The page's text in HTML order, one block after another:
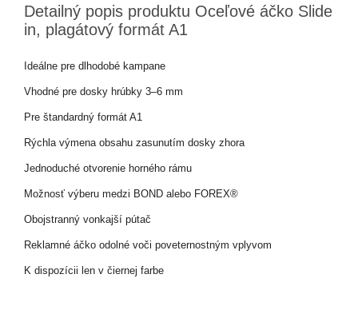
Detailný popis produktu Oceľové áčko Slide
in, plagátový formát A1
Ideálne pre dlhodobé kampane
Vhodné pre dosky hrúbky 3–6 mm
Pre štandardný formát A1
Rýchla výmena obsahu zasunutím dosky zhora
Jednoduché otvorenie horného rámu
Možnosť výberu medzi BOND alebo FOREX®
Obojstranný vonkajší pútač
Reklamné áčko odolné voči poveternostným vplyvom
K dispozícii len v čiernej farbe